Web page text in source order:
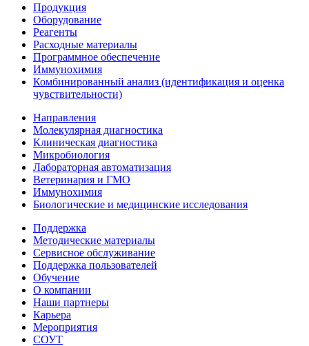
Продукция
Оборудование
Реагенты
Расходные материалы
Программное обеспечение
Иммунохимия
Комбинированный анализ (идентификация и оценка
чувствительности)
Направления
Молекулярная диагностика
Клиническая диагностика
Микробиология
Лабораторная автоматизация
Ветеринария и ГМО
Иммунохимия
Биологические и медицинские исследования
Поддержка
Методические материалы
Сервисное обслуживание
Поддержка пользователей
Обучение
О компании
Наши партнеры
Карьера
Мероприятия
СОУТ